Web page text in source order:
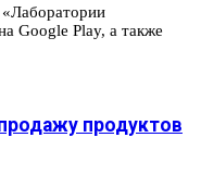
Google Play, а также
продуктов